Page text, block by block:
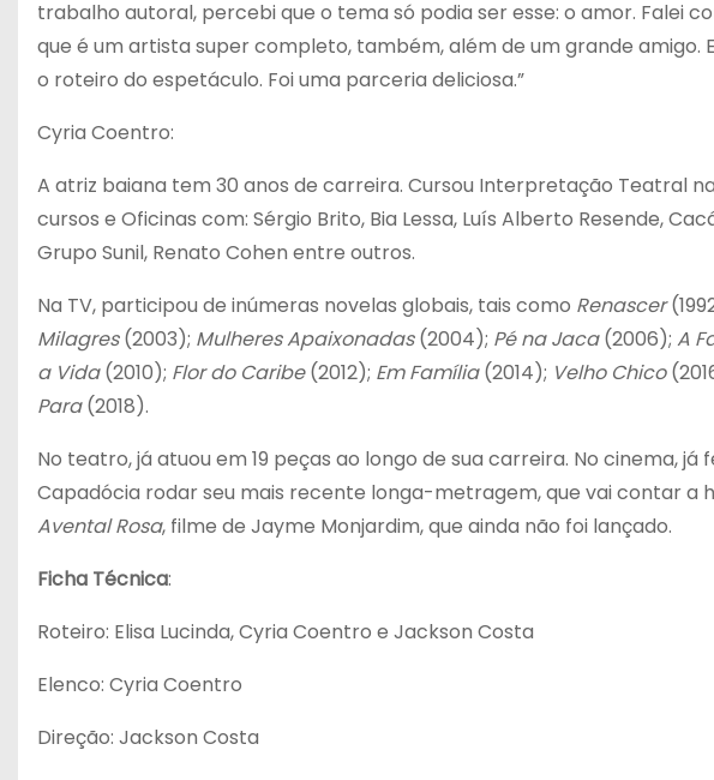
trabalho autoral, percebi que o tema só podia ser esse: o amor. Falei
que é um artista super completo, também, além de um grande amigo.
o roteiro do espetáculo. Foi uma parceria deliciosa.”
Cyria Coentro:
A atriz baiana tem 30 anos de carreira. Cursou Interpretação Teatral
cursos e Oficinas com: Sérgio Brito, Bia Lessa, Luís Alberto Resende,
Grupo Sunil, Renato Cohen entre outros.
Na TV, participou de inúmeras novelas globais, tais como Renascer
Milagres(2003); Mulheres Apaixonadas(2004); Pé na Jaca(2006); A
a Vida(2010); Flor do Caribe(2012); Em Família(2014); Velho Chico
Para(2018).
No teatro, já atuou em 19 peças ao longo de sua carreira. No cinema,
Capadócia rodar seu mais recente longa-metragem, que vai contar a
Avental Rosa, filme de Jayme Monjardim, que ainda não foi lançado.
Ficha Técnica:
Roteiro: Elisa Lucinda, Cyria Coentro e Jackson Costa
Elenco: Cyria Coentro
Direção: Jackson Costa